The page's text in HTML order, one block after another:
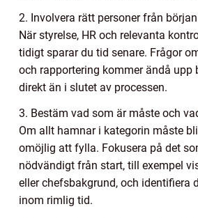
2. Involvera rätt personer från början
När styrelse, HR och relevanta
tidigt sparar du tid senare. Frågor
och rapportering kommer ändå upp
direkt än i slutet av processen.
3. Bestäm vad som är måste och
Om allt hamnar i kategorin måste
omöjlig att fylla. Fokusera på det
nödvändigt från start, till exempel
eller chefsbakgrund, och identifiera
inom rimlig tid.